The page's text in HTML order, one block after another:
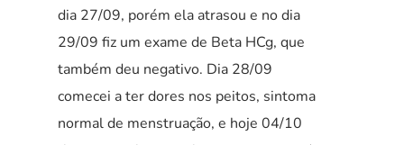
dia 27/09, porém ela atrasou e no dia
29/09 fiz um exame de Beta HCg, que
também deu negativo. Dia 28/09
comecei a ter dores nos peitos, sintoma
normal de menstruação, e hoje 04/10